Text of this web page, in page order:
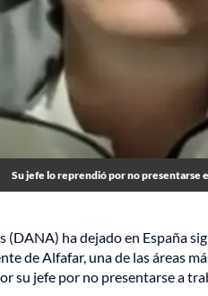
Su jefe lo reprendió por no presentarse
ha dejado en España
de Alfafar, una de las áreas
su jefe por no presentarse a